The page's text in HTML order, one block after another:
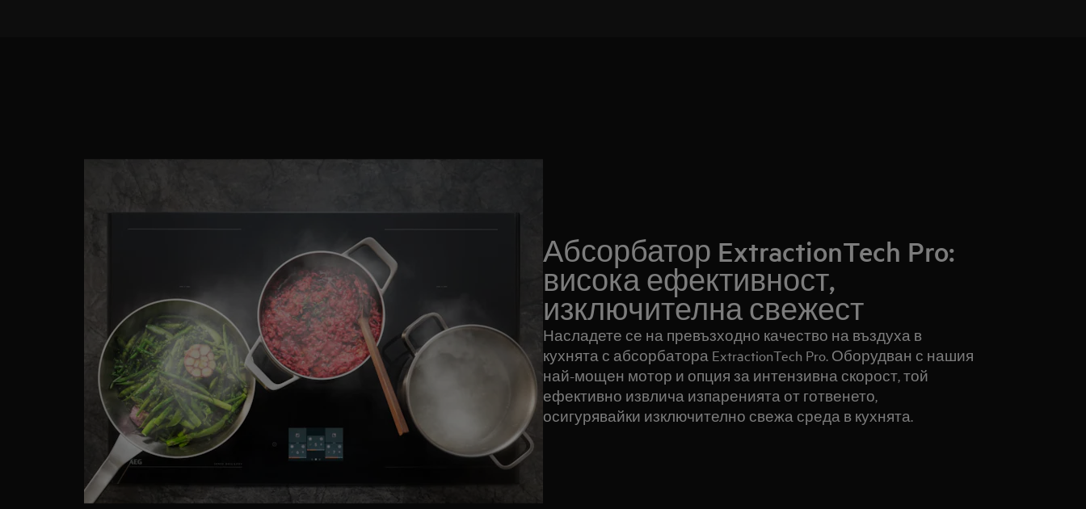
Абсорбатор ExtractionTech Pro:
висока ефективност,
изключителна свежест
Насладете се на превъзходно качество на въздуха в
кухнята с абсорбатора ExtractionTech Pro. Оборудван с нашия
най-мощен мотор и опция за интензивна скорост, той
ефективно извлича изпаренията от готвенето,
осигурявайки изключително свежа среда в кухнята.